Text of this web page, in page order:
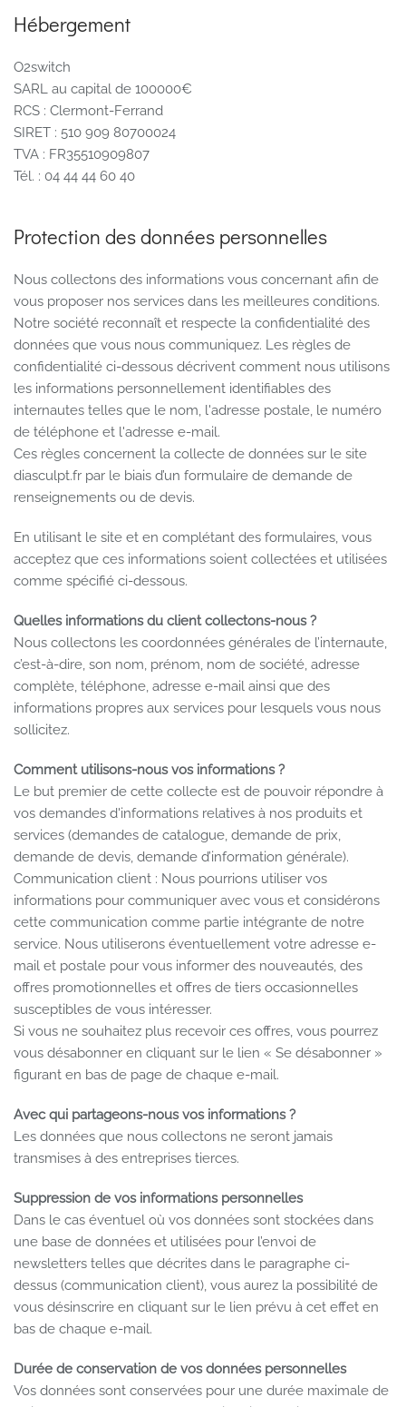
Hébergement
O2switch
SARL au capital de 100000€
RCS : Clermont-Ferrand
SIRET : 510 909 80700024
TVA : FR35510909807
Tél. : 04 44 44 60 40
Protection des données personnelles
Nous collectons des informations vous concernant afin de
vous proposer nos services dans les meilleures conditions.
Notre société reconnaît et respecte la confidentialité des
données que vous nous communiquez. Les règles de
confidentialité ci-dessous décrivent comment nous utilisons
les informations personnellement identifiables des
internautes telles que le nom, l'adresse postale, le numéro
de téléphone et l'adresse e-mail.
Ces règles concernent la collecte de données sur le site
diasculpt.fr par le biais d’un formulaire de demande de
renseignements ou de devis.
En utilisant le site et en complétant des formulaires, vous
acceptez que ces informations soient collectées et utilisées
comme spécifié ci-dessous.
Quelles informations du client collectons-nous ?
Nous collectons les coordonnées générales de l’internaute,
c’est-à-dire, son nom, prénom, nom de société, adresse
complète, téléphone, adresse e-mail ainsi que des
informations propres aux services pour lesquels vous nous
sollicitez.
Comment utilisons-nous vos informations ?
Le but premier de cette collecte est de pouvoir répondre à
vos demandes d'informations relatives à nos produits et
services (demandes de catalogue, demande de prix,
demande de devis, demande d’information générale).
Communication client : Nous pourrions utiliser vos
informations pour communiquer avec vous et considérons
cette communication comme partie intégrante de notre
service. Nous utiliserons éventuellement votre adresse e-
mail et postale pour vous informer des nouveautés, des
offres promotionnelles et offres de tiers occasionnelles
susceptibles de vous intéresser.
Si vous ne souhaitez plus recevoir ces offres, vous pourrez
vous désabonner en cliquant sur le lien « Se désabonner »
figurant en bas de page de chaque e-mail.
Avec qui partageons-nous vos informations ?
Les données que nous collectons ne seront jamais
transmises à des entreprises tierces.
Suppression de vos informations personnelles
Dans le cas éventuel où vos données sont stockées dans
une base de données et utilisées pour l’envoi de
newsletters telles que décrites dans le paragraphe ci-
dessus (communication client), vous aurez la possibilité de
vous désinscrire en cliquant sur le lien prévu à cet effet en
bas de chaque e-mail.
Durée de conservation de vos données personnelles
Vos données sont conservées pour une durée maximale de